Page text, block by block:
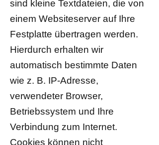
sind kleine Textdateien, die von
einem Websiteserver auf Ihre
Festplatte übertragen werden.
Hierdurch erhalten wir
automatisch bestimmte Daten
wie z. B. IP-Adresse,
verwendeter Browser,
Betriebssystem und Ihre
Verbindung zum Internet.
Cookies können nicht